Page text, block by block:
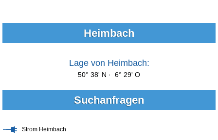
Heimbach
Lage von Heimbach:
50° 38' N · 6° 29' O
Suchanfragen
Strom Heimbach